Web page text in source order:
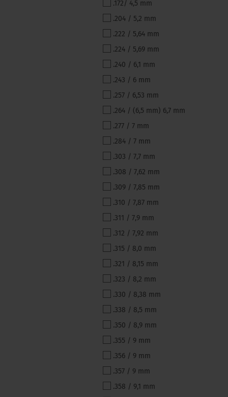
DIAMETER
.172/ 4,5 mm
.204 / 5,2 mm
.222 / 5,64 mm
.224 / 5,69 mm
.240 / 6,1 mm
.243 / 6 mm
.257 / 6,53 mm
.264 / (6,5 mm) 6,7 mm
.277 / 7 mm
.284 / 7 mm
.303 / 7,7 mm
.308 / 7,62 mm
.309 / 7,85 mm
.310 / 7,87 mm
.311 / 7,9 mm
.312 / 7,92 mm
.315 / 8,0 mm
.321 / 8,15 mm
.323 / 8,2 mm
.330 / 8,38 mm
.338 / 8,5 mm
.350 / 8,9 mm
.355 / 9 mm
.356 / 9 mm
.357 / 9 mm
.358 / 9,1 mm